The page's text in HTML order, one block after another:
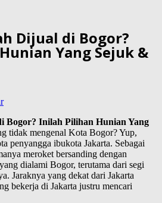
Dijual di Bogor?
Yang Sejuk &
Bogor? Inilah Pilihan Hunian Yang
tidak mengenal Kota Bogor? Yup,
penyangga ibukota Jakarta. Sebagai
meroket bersanding dengan
dialami Bogor, terutama dari segi
Jaraknya yang dekat dari Jakarta
bekerja di Jakarta justru mencari